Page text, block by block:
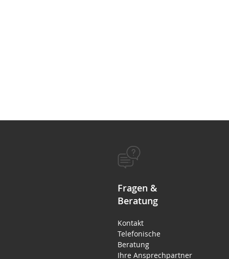
Fragen &
Beratung
Kontakt
Telefonische
Beratung
Ihre Ansprechpartner